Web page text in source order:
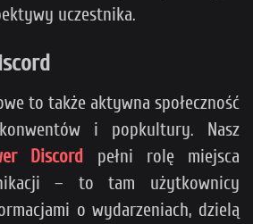
uczestnika.
to także aktywna społeczność
i popkultury. Nasz
Discord pełni rolę miejsca
– to tam użytkownicy
o wydarzeniach, dzielą